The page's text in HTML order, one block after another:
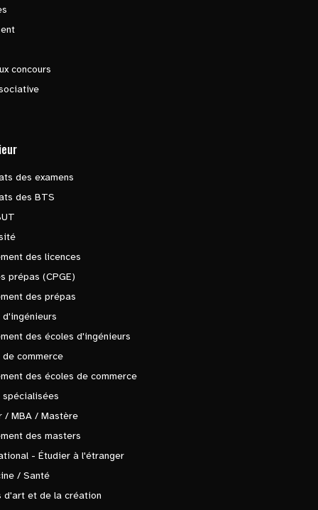
concours
des examens
des BTS
des licences
prépas (CPGE)
des prépas
d'ingénieurs
des écoles d'ingénieurs
de commerce
des écoles de commerce
spécialisées
/ MBA / Mastère
des masters
- Étudier à l'étranger
/ Santé
d'art et de la création